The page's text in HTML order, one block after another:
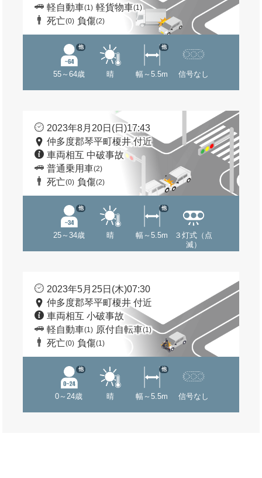
軽自動車(1) 軽貨物車(1)
死亡(0) 負傷(2)
55～64歳
他
晴 幅～5.5m
他
信号なし
2023年8月20日(日)17:43
仲多度郡琴平町榎井 付近
車両相互 中破事故
普通乗用車(2)
死亡(0) 負傷(2)
25～34歳
他
晴 幅～5.5m
他
３灯式（点
滅）
2023年5月25日(木)07:30
仲多度郡琴平町榎井 付近
車両相互 小破事故
軽自動車(1) 原付自転車(1)
死亡(0) 負傷(1)
0～24歳
他
晴 幅～5.5m
他
信号なし